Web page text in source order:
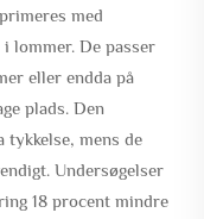
med
lommer. De passer
eller endda på
plads. Den
tykkelse, mens de
Undersøgelser
18 procent mindre